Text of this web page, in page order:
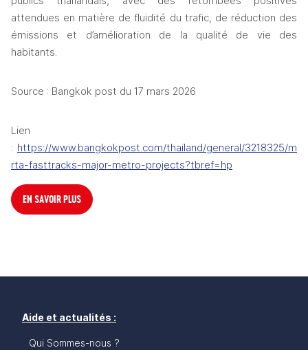
attendues en matière de fluidité du trafic, de réduction des
émissions et d’amélioration de la qualité de vie des
habitants.
Source : Bangkok post du 17 mars 2026
Lien
: https://www.bangkokpost.com/thailand/general/3218325/m
rta-fasttracks-major-metro-projects?tbref=hp
EN SAVOIR PLUS
Aide et actualités :
Qui Sommes-nous ?